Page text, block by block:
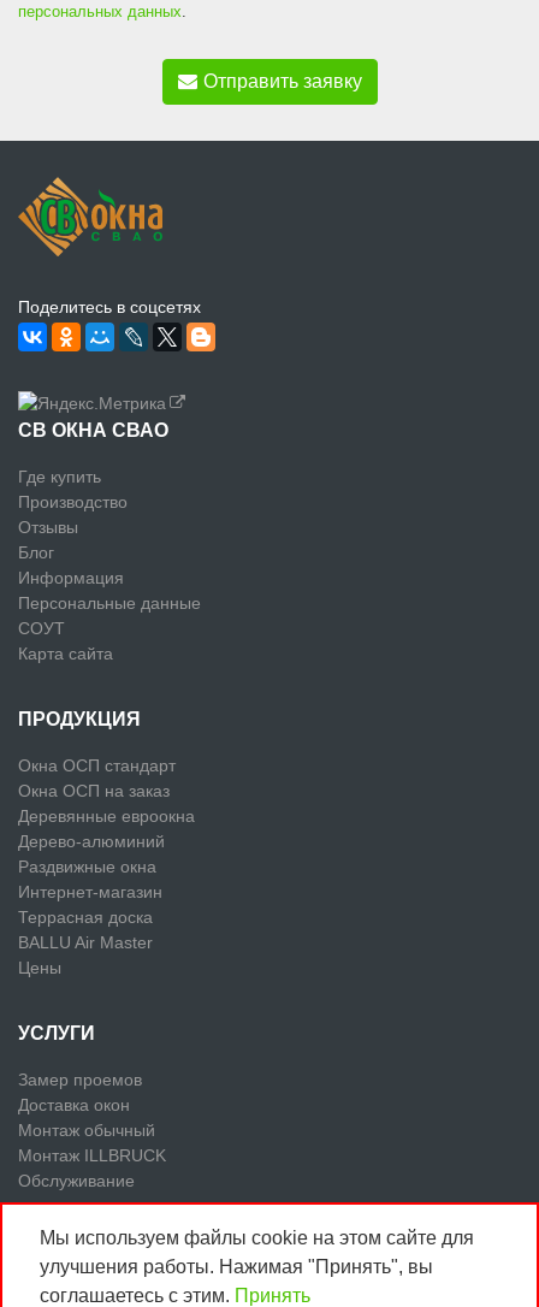
Мы используем файлы cookie на этом сайте для
улучшения работы. Нажимая "Принять", вы
соглашаетесь с этим. Принять
персональных данных
Отправить заявку
Поделитесь в соцсетях
СВ ОКНА СВАО
Где купить
Производство
Отзывы
Блог
Информация
Персональные данные
СОУТ
Карта сайта
ПРОДУКЦИЯ
Окна ОСП стандарт
Окна ОСП на заказ
Деревянные евроокна
Дерево-алюминий
Раздвижные окна
Интернет-магазин
Террасная доска
BALLU Air Master
Цены
УСЛУГИ
Замер проемов
Доставка окон
Монтаж обычный
Монтаж ILLBRUCK
Обслуживание
ООО «СВ Окна ВДНХ»